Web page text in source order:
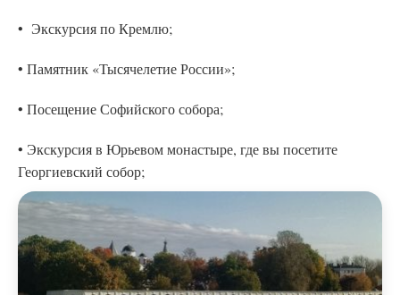
• Экскурсия по Кремлю;
• Памятник «Тысячелетие России»;
• Посещение Софийского собора;
• Экскурсия в Юрьевом монастыре, где вы посетите
Георгиевский собор;